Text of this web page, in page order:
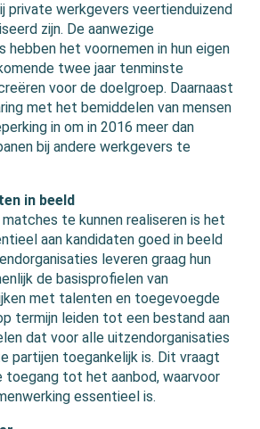
private werkgevers veertienduizend
zijn. De aanwezige
hebben het voornemen in hun eigen
twee jaar tenminste
voor de doelgroep. Daarnaast
met het bemiddelen van mensen
in om in 2016 meer dan
bij andere werkgevers te
in beeld
matches te kunnen realiseren is het
aan kandidaten goed in beeld
leveren graag hun
de basisprofielen van
met talenten en toegevoegde
termijn leiden tot een bestand aan
dat voor alle uitzendorganisaties
partijen toegankelijk is. Dit vraagt
toegang tot het aanbod, waarvoor
essentieel is.